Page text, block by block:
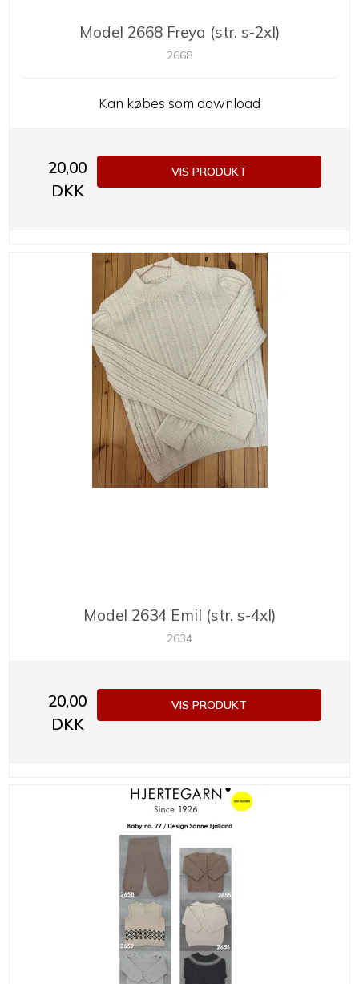
Model 2668 Freya (str. s-2xl)
2668
Kan købes som download
20,00
DKK
VIS PRODUKT
Model 2634 Emil (str. s-4xl)
2634
20,00
DKK
VIS PRODUKT